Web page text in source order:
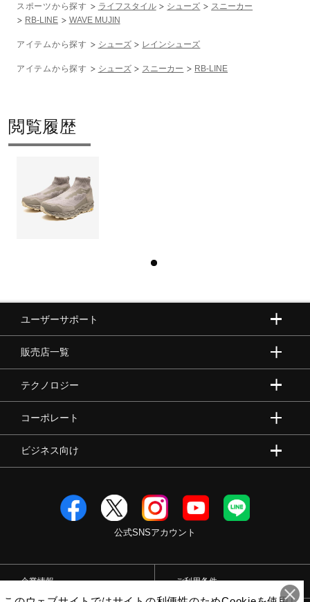
スポーツから探す ライフスタイル シューズ
スニーカー
RB-LINE
WAVE MUJIN
アイテムから探す シューズ レインシューズ
アイテムから探す シューズ スニーカー RB-LINE
閲覧履歴
ユーザーサポート
販売店一覧
テクノロジー
コーポレート
ビジネス向け
公式SNSアカウント
企業情報 ご利用条件